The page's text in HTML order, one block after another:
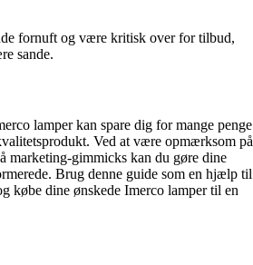
fornuft og være kritisk over for tilbud,
sande.
lamper kan spare dig for mange penge
Ved at være opmærksom på
marketing-gimmicks kan du gøre dine
Brug denne guide som en hjælp til
købe dine ønskede Imerco lamper til en